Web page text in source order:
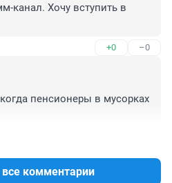
канал. Хочу вступить в
+0 –0
пенсионеры в мусорках
все комментарии